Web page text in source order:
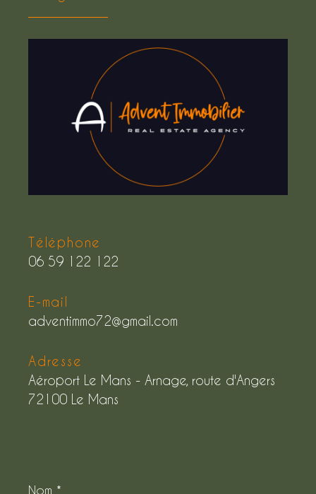
Téléphone
06 59 122 122
E-mail
adventimmo72@gmail.com
Adresse
Aéroport Le Mans - Arnage, route d'Angers
72100 Le Mans
*